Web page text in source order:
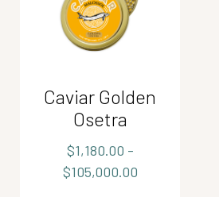
Caviar Golden
Osetra
$1,180.00 -
$105,000.00